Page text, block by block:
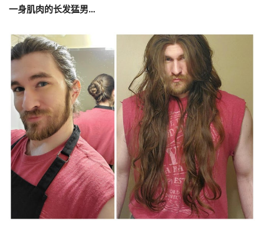
一身肌肉的长发猛男…